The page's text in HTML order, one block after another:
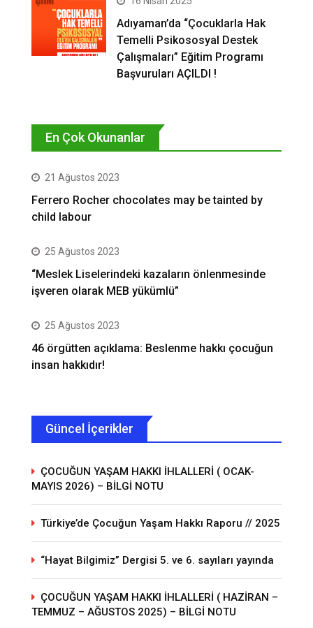
Adıyaman’da “Çocuklarla Hak
Temelli Psikososyal Destek
Çalışmaları” Eğitim Programı
Başvuruları AÇILDI !
En Çok Okunanlar
21 Ağustos 2023
Ferrero Rocher chocolates may be tainted by
child labour
25 Ağustos 2023
“Meslek Liselerindeki kazaların önlenmesinde
işveren olarak MEB yükümlü”
25 Ağustos 2023
46 örgütten açıklama: Beslenme hakkı çocuğun
insan hakkıdır!
Güncel İçerikler
ÇOCUĞUN YAŞAM HAKKI İHLALLERİ ( OCAK-
MAYIS 2026) – BİLGİ NOTU
Türkiye’de Çocuğun Yaşam Hakkı Raporu // 2025
“Hayat Bilgimiz” Dergisi 5. ve 6. sayıları yayında
ÇOCUĞUN YAŞAM HAKKI İHLALLERİ ( HAZİRAN –
TEMMUZ – AĞUSTOS 2025) – BİLGİ NOTU